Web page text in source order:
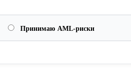
Принимаю AML-риски